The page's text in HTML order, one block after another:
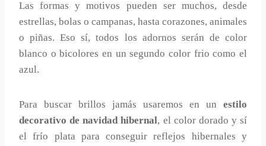
Las formas y motivos pueden ser muchos, desde
estrellas, bolas o campanas, hasta corazones, animales
o piñas. Eso sí, todos los adornos serán de color
blanco o bicolores en un segundo color frio como el
azul.
Para buscar brillos jamás usaremos en un estilo
decorativo de navidad hibernal, el color dorado y sí
el frío plata para conseguir reflejos hibernales y